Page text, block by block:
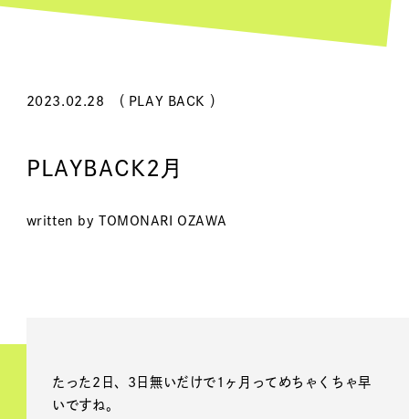
2023.02.28 （ PLAY BACK ）
PLAYBACK2月
written by TOMONARI OZAWA
たった2日、3日無いだけで1ヶ月ってめちゃくちゃ早
いですね。